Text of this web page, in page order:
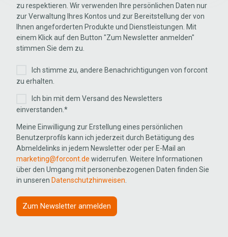
zu respektieren. Wir verwenden Ihre persönlichen Daten nur
zur Verwaltung Ihres Kontos und zur Bereitstellung der von
Ihnen angeforderten Produkte und Dienstleistungen. Mit
einem Klick auf den Button "Zum Newsletter anmelden"
stimmen Sie dem zu.
Ich stimme zu, andere Benachrichtigungen von forcont
zu erhalten.
Ich bin mit dem Versand des Newsletters
einverstanden.*
Meine Einwilligung zur Erstellung eines persönlichen
Benutzerprofils kann ich jederzeit durch Betätigung des
Abmeldelinks in jedem Newsletter oder per E-Mail an
marketing@forcont.de widerrufen. Weitere Informationen
über den Umgang mit personenbezogenen Daten finden Sie
in unseren Datenschutzhinweisen.